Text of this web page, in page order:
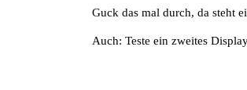
Guck das mal durch, da steht
Auch: Teste ein zweites